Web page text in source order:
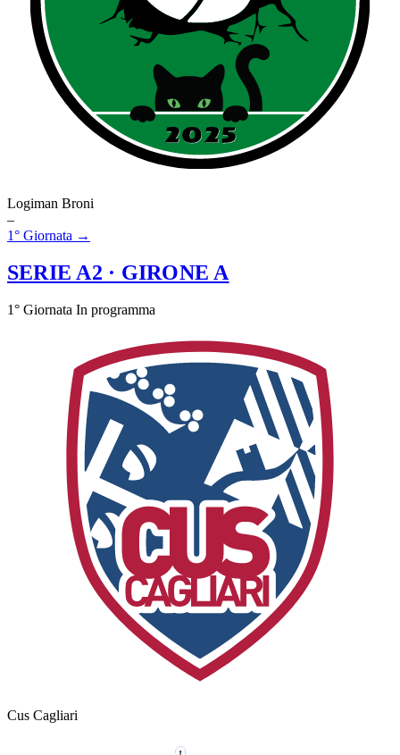
Logiman Broni
–
1° Giornata →
SERIE A2 · GIRONE A
1° Giornata In programma
Cus Cagliari